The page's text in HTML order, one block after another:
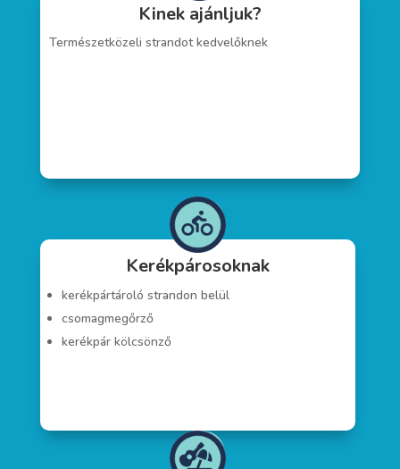
Kinek ajánljuk?
Természetközeli strandot kedvelőknek
Kerékpárosoknak
kerékpártároló strandon belül
csomagmegőrző
kerékpár kölcsönző